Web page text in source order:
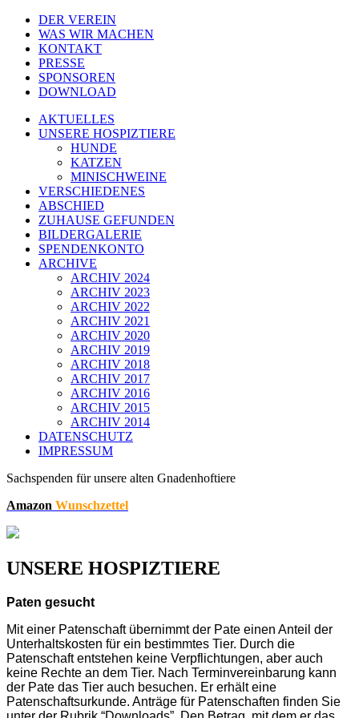
DER VEREIN
WAS WIR MACHEN
KONTAKT
PRESSE
SPONSOREN
DOWNLOAD
AKTUELLES
UNSERE HOSPIZTIERE
HUNDE
KATZEN
MINISCHWEINE
VERSCHIEDENES
ABSCHIED
ZUHAUSE GEFUNDEN
BILDERGALERIE
SPENDENKONTO
ARCHIVE
ARCHIV 2024
ARCHIV 2023
ARCHIV 2022
ARCHIV 2021
ARCHIV 2020
ARCHIV 2019
ARCHIV 2018
ARCHIV 2017
ARCHIV 2016
ARCHIV 2015
ARCHIV 2014
DATENSCHUTZ
IMPRESSUM
Sachspenden für unsere alten Gnadenhoftiere
Amazon Wunschzettel
UNSERE HOSPIZTIERE
Paten gesucht
Mit einer Patenschaft übernimmt der Pate einen Anteil der
Unterhaltskosten für ein bestimmtes Tier. Durch die
Patenschaft entstehen keine Verpflichtungen, aber auch
keine Rechte an dem Tier. Nach Terminvereinbarung kann
der Pate das Tier auch besuchen. Er erhält eine
Patenschaftsurkunde. Anträge für Patenschaften finden Sie